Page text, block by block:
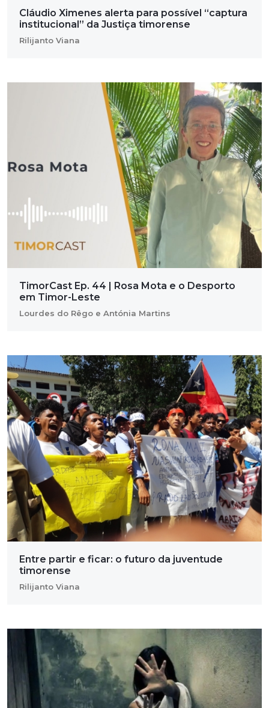
Cláudio Ximenes alerta para possível “captura
institucional” da Justiça timorense
Rilijanto Viana
TimorCast Ep. 44 | Rosa Mota e o Desporto
em Timor-Leste
Lourdes do Rêgo e Antónia Martins
Entre partir e ficar: o futuro da juventude
timorense
Rilijanto Viana